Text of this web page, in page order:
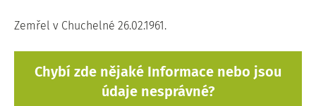
Zemřel v Chuchelné 26.02.1961.
Chybí zde nějaké Informace nebo jsou
údaje nesprávné?